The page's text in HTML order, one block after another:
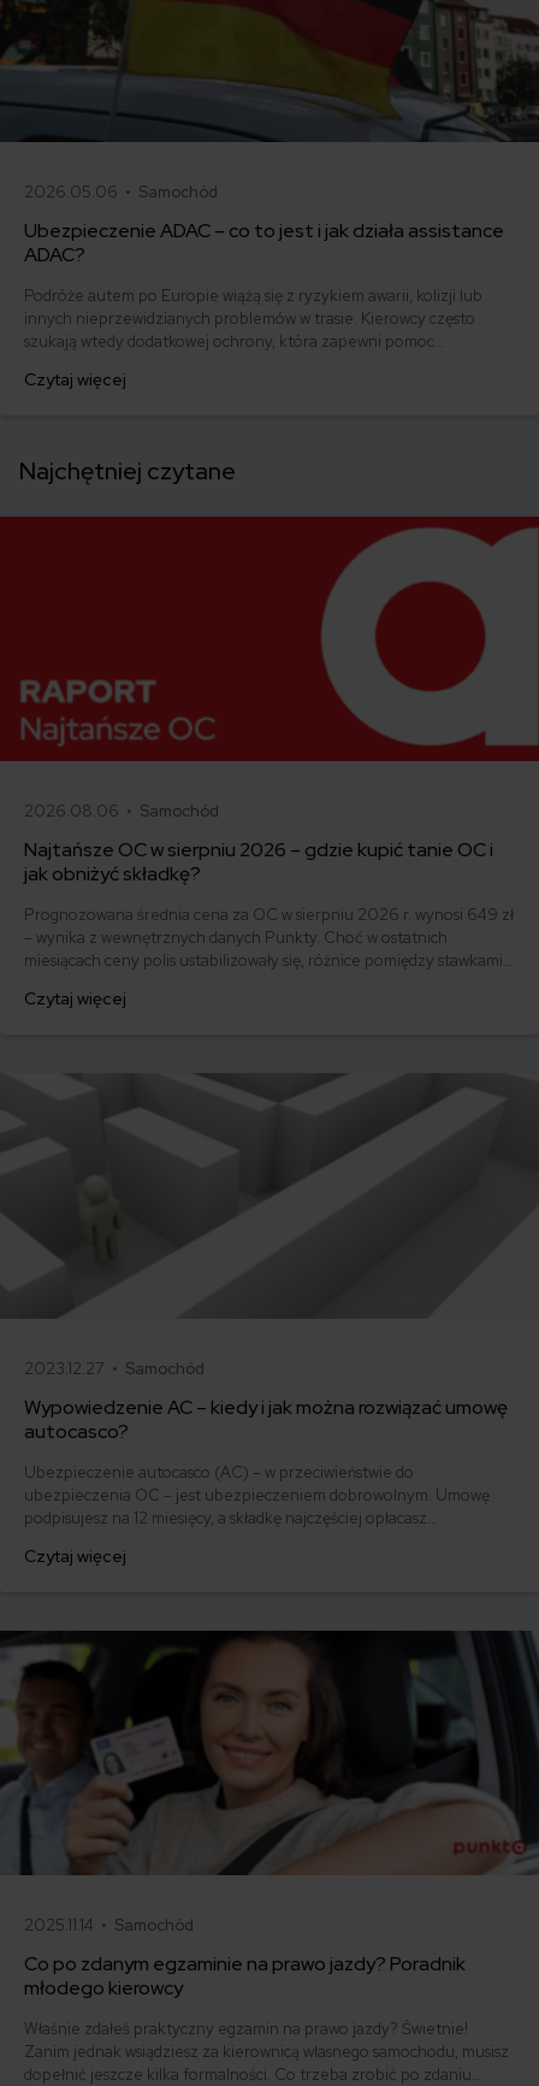
2026.05.06 • Samochód
Ubezpieczenie ADAC – co to jest i jak działa assistance
ADAC?
Podróże autem po Europie wiążą się z ryzykiem awarii, kolizji lub
innych nieprzewidzianych problemów w trasie. Kierowcy często
szukają wtedy dodatkowej ochrony, która zapewni pomoc
kraju. Jednym z rozwiązań, które pojawia się w tym kontekście, jest
Czytaj więcej
Najchętniej czytane
2026.08.06 • Samochód
Najtańsze OC w sierpniu 2026 – gdzie kupić tanie OC i
jak obniżyć składkę?
Prognozowana średnia cena za OC w sierpniu 2026 r. wynosi 649 zł
– wynika z wewnętrznych danych Punkty. Choć w ostatnich
miesiącach ceny polis ustabilizowały się, różnice pomiędzy stawkami
500 zł, inni – powyżej 1500 zł. Gdzie znaleźć najtańsze OC w Polsce
Czytaj więcej
2023.12.27 • Samochód
Wypowiedzenie AC – kiedy i jak można rozwiązać umowę
autocasco?
Ubezpieczenie autocasco (AC) – w przeciwieństwie do
ubezpieczenia OC – jest ubezpieczeniem dobrowolnym. Umowę
podpisujesz na 12 miesięcy, a składkę najczęściej opłacasz
ofertę lub zdecydowałeś się sprzedać samochód w trakcie trwania
Czytaj więcej
2025.11.14 • Samochód
Co po zdanym egzaminie na prawo jazdy? Poradnik
młodego kierowcy
Właśnie zdałeś praktyczny egzamin na prawo jazdy? Świetnie!
Zanim jednak wsiądziesz za kierownicą własnego samochodu, musisz
dopełnić jeszcze kilka formalności. Co trzeba zrobić po zdaniu